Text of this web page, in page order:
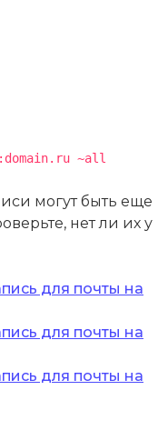
~all
могут быть еще
нет ли их у
для почты на
для почты на
для почты на